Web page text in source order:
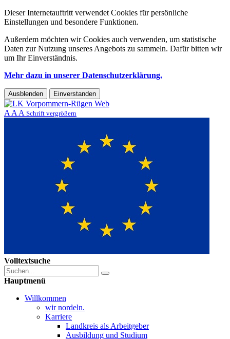
Dieser Internetauftritt verwendet Cookies für persönliche
Einstellungen und besondere Funktionen.
Außerdem möchten wir Cookies auch verwenden, um statistische
Daten zur Nutzung unseres Angebots zu sammeln. Dafür bitten wir
um Ihr Einverständnis.
Mehr dazu in unserer Datenschutzerklärung.
Ausblenden Einverstanden
A A A Schrift vergrößern
Volltextsuche
Hauptmenü
Willkommen
wir nordeln.
Karriere
Landkreis als Arbeitgeber
Ausbildung und Studium